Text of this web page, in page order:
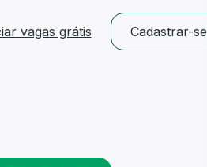
vagas grátis Cadastrar-se